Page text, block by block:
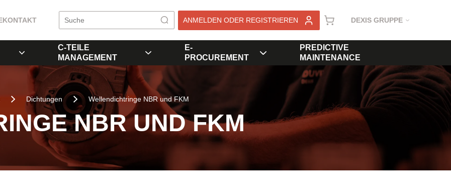
KONTAKT ANMELDEN ODER REGISTRIEREN DEXIS GRUPPE
C-TEILE
MANAGEMENT
E-
PROCUREMENT
PREDICTIVE
MAINTENANCE
Dichtungen Wellendichtringe NBR und FKM
NBR UND FKM